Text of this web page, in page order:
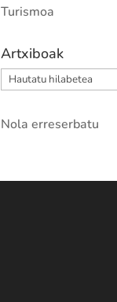
Turismoa
Artxiboak
Artxiboak
Nola erreserbatu